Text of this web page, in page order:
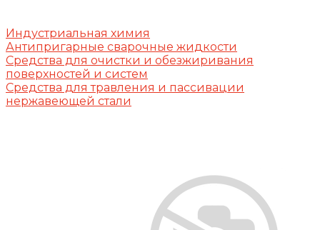
Индустриальная химия
Антипригарные сварочные жидкости
Средства для очистки и обезжиривания
поверхностей и систем
Средства для травления и пассивации
нержавеющей стали